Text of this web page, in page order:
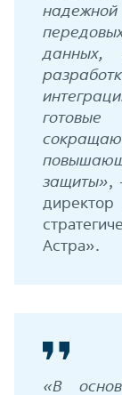
данных,
готовые
защиты»
Астра».
«В